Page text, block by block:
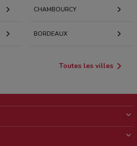
CHAMBOURCY
BORDEAUX
Toutes les villes